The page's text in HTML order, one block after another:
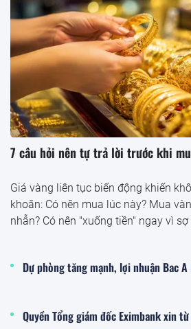
7 câu hỏi nên tự trả lời trước khi
Giá vàng liên tục biến động khiến
khoăn: Có nên mua lúc này? Mua
nhẫn? Có nên "xuống tiền" ngay vì
Dự phòng tăng mạnh, lợi nhuận Bac
Quyền Tổng giám đốc Eximbank xin